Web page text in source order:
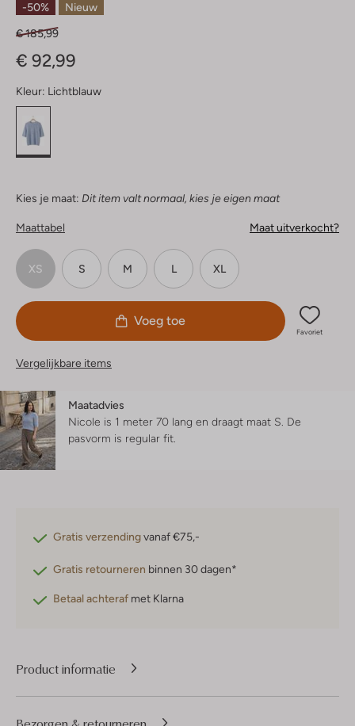
-50% Nieuw
€ 185,99
€ 92,99
Kleur: Lichtblauw
Kies je maat: Dit item valt normaal, kies je eigen maat
Maattabel Maat uitverkocht?
XS S M L XL
Voeg toe
Favoriet
Vergelijkbare items
Maatadvies
Nicole is 1 meter 70 lang en draagt maat S. De
pasvorm is regular fit
Gratis verzendingvanaf €75,-
Gratis retourneren binnen 30 dagen*
Betaal achteraf met Klarna
Product informatie